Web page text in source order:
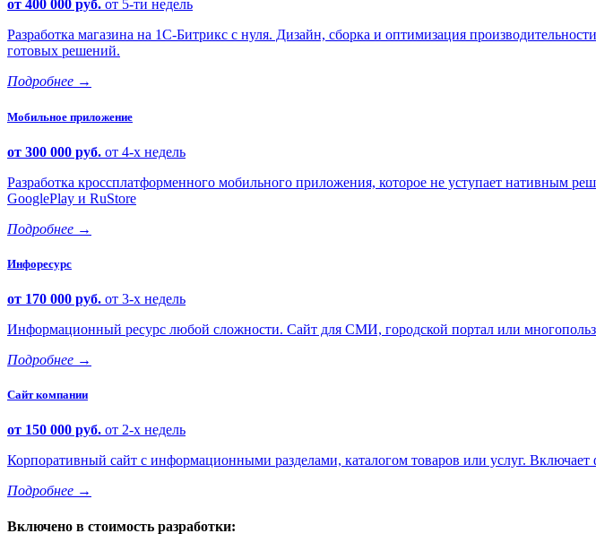
от 400 000 руб. от 5-ти недель
Разработка магазина на 1С-Битрикс с нуля. Дизайн, сборка и оптимизация
готовых решений.
Подробнее →
Мобильное приложение
от 300 000 руб. от 4-х недель
Разработка кроссплатформенного мобильного приложения, которое не уступает нативным
GooglePlay и RuStore
Подробнее →
Инфоресурс
от 170 000 руб. от 3-х недель
Информационный ресурс любой сложности. Сайт для СМИ, городской портал или
Подробнее →
Сайт компании
от 150 000 руб. от 2-х недель
Корпоративный сайт с информационными разделами, каталогом товаров или услуг.
Подробнее →
Включено в стоимость разработки: